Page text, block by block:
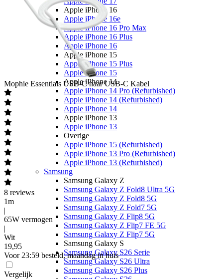
Apple iPhone 16
Apple iPhone 16e
Apple iPhone 16 Pro Max
Apple iPhone 16 Plus
Apple iPhone 16
Apple iPhone 15
Apple iPhone 15 Plus
Apple iPhone 15
Apple iPhone 14
Apple iPhone 14 Pro (Refurbished)
Apple iPhone 14 (Refurbished)
Apple iPhone 14
Apple iPhone 13
Apple iPhone 13
Overige
Apple iPhone 15 (Refurbished)
Apple iPhone 13 Pro (Refurbished)
Apple iPhone 13 (Refurbished)
Samsung
Samsung Galaxy Z
Samsung Galaxy Z Fold8 Ultra 5G
Samsung Galaxy Z Fold8 5G
Samsung Galaxy Z Fold7 5G
Samsung Galaxy Z Flip8 5G
Samsung Galaxy Z Flip7 FE 5G
Samsung Galaxy Z Flip7 5G
Samsung Galaxy S
Samsung Galaxy S26 Serie
Samsung Galaxy S26 Ultra
Samsung Galaxy S26 Plus
Mophie Essentials USB-C naar USB-C Kabel
8 reviews
1m
|
65W vermogen
|
Wit
19,95
Voor 23:59 besteld, maandag in huis
Vergelijk